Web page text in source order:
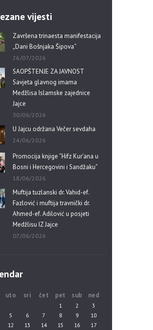
vijesti
Završena trinaesta manifestacija
„Dani Bošnjaka Šipova“
26/07/2026
SAOPŠTENJE ZA JAVNOST
Savjeta glavnog imama
Medžlisa Islamske zajednice
Jajce
30/06/2026
U Jajcu održana Večer sevdaha
24/06/2026
Promocija knjige “Hifz Kur’ana u
Bosni i Hercegovini i Sandžaku”
18/06/2026
Muftija tuzlanski dr. Vahid-ef.
Fazlović i muftija travnički dr.
Ahmed-ef. Adilović u posjeti
Medžlisu IZ Jajce
07/06/2026
uto sri čet pet sub ned
1 2
3
5 6 7 8 9
10
12 13 14 15 16 17